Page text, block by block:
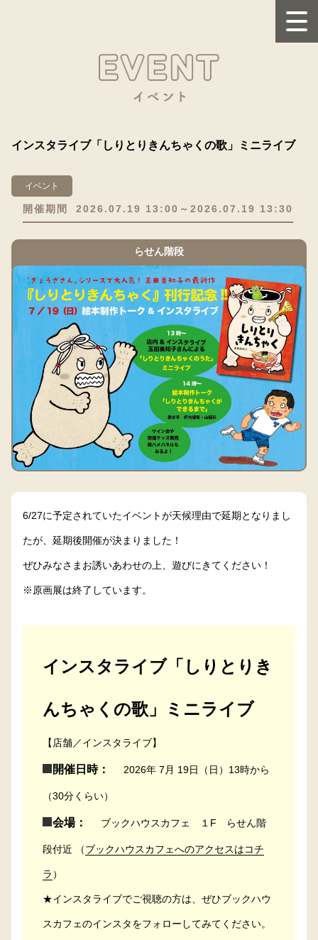
インスタライブ「しりとりきんちゃくの歌」ミニライブ
イベント
開催期間 2026.07.19 13:00～2026.07.19 13:30
らせん階段
6/27に予定されていたイベントが天候理由で延期となりまし
たが、延期後開催が決まりました！
ぜひみなさまお誘いあわせの上、遊びにきてください！
※原画展は終了しています。
インスタライブ「しりとりき
んちゃくの歌」ミニライブ
【店舗／インスタライブ】
開催日時： 2026年 7月 19日（日）13時から
（30分くらい）
会場： ブックハウスカフェ １F らせん階
段付近 （ブックハウスカフェへのアクセスはコチ
ラ ）
★インスタライブでご視聴の方は、ぜひブックハウ
スカフェのインスタをフォローしてみてください。